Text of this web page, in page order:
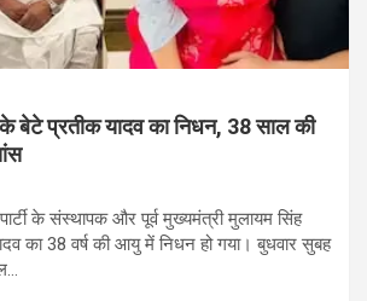
बेटे प्रतीक यादव का निधन, 38 साल की
के संस्थापक और पूर्व मुख्यमंत्री मुलायम सिंह
का 38 वर्ष की आयु में निधन हो गया। बुधवार सुबह